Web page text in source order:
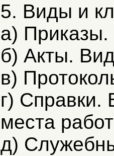
5. Виды и
а)
б) Акты.
в)
г) Справки.
места
д)